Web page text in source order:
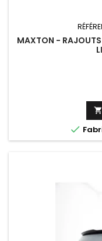
MAXTON -

